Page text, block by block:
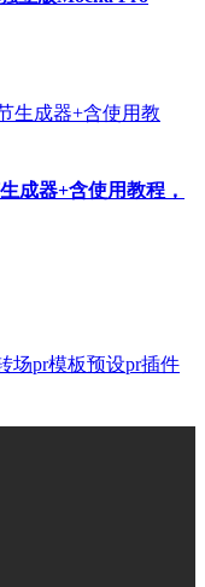
成器+含使用教程，
场pr模板预设pr插件